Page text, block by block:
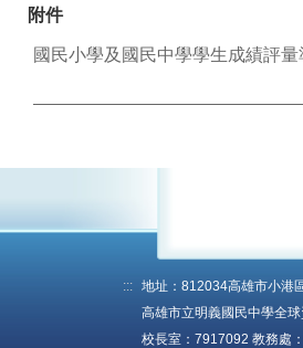
月考試題
成績查詢
成績查詢說明
升學資訊
校園霸凌防制
附件
國民小學及國民中學學生成績評
::: 地址：812034高雄市小港
高雄市立明義國民中學全球
校長室：7917092 教務處